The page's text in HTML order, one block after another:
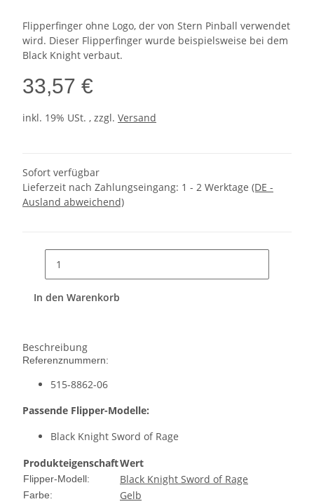
Flipperfinger ohne Logo, der von Stern Pinball verwendet
wird. Dieser Flipperfinger wurde beispielsweise bei dem
Black Knight verbaut.
33,57 €
inkl. 19% USt. , zzgl. Versand
Sofort verfügbar
Lieferzeit nach Zahlungseingang: 1 - 2 Werktage (DE -
Ausland abweichend)
In den Warenkorb
Beschreibung
Referenznummern:
515-8862-06
Passende Flipper-Modelle:
Black Knight Sword of Rage
ProdukteigenschaftWert
Flipper-Modell: Black Knight Sword of Rage
Farbe: Gelb